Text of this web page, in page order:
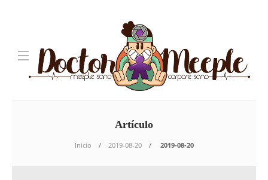
Artículo
Inicio 2019-08-20 2019-08-20